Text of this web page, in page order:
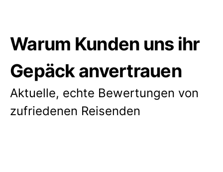
Warum Kunden uns ihr
Gepäck anvertrauen
Aktuelle, echte Bewertungen von
zufriedenen Reisenden